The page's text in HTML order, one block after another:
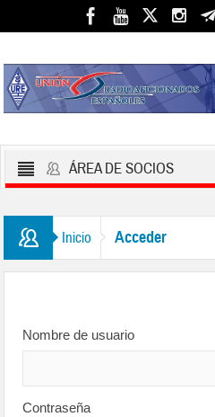
ÁREA DE SOCIOS
Inicio Acceder
Nombre de usuario
Contraseña